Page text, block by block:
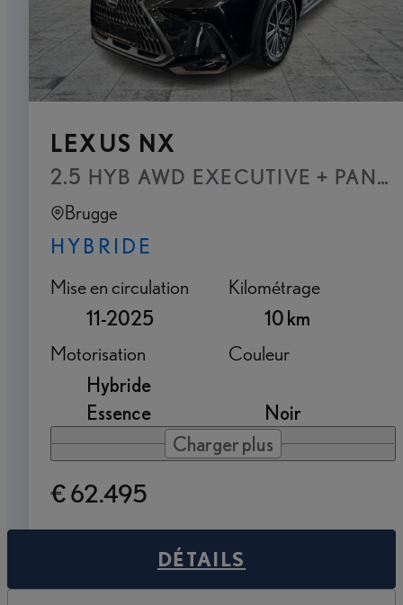
LEXUS NX
2.5 HYB AWD EXECUTIVE + PANO
Brugge
HYBRIDE
Mise en circulation
11-2025
Kilométrage
10 km
Motorisation
Hybride
Essence
Couleur
Noir
Charger plus
€ 62.495
DÉTAILS